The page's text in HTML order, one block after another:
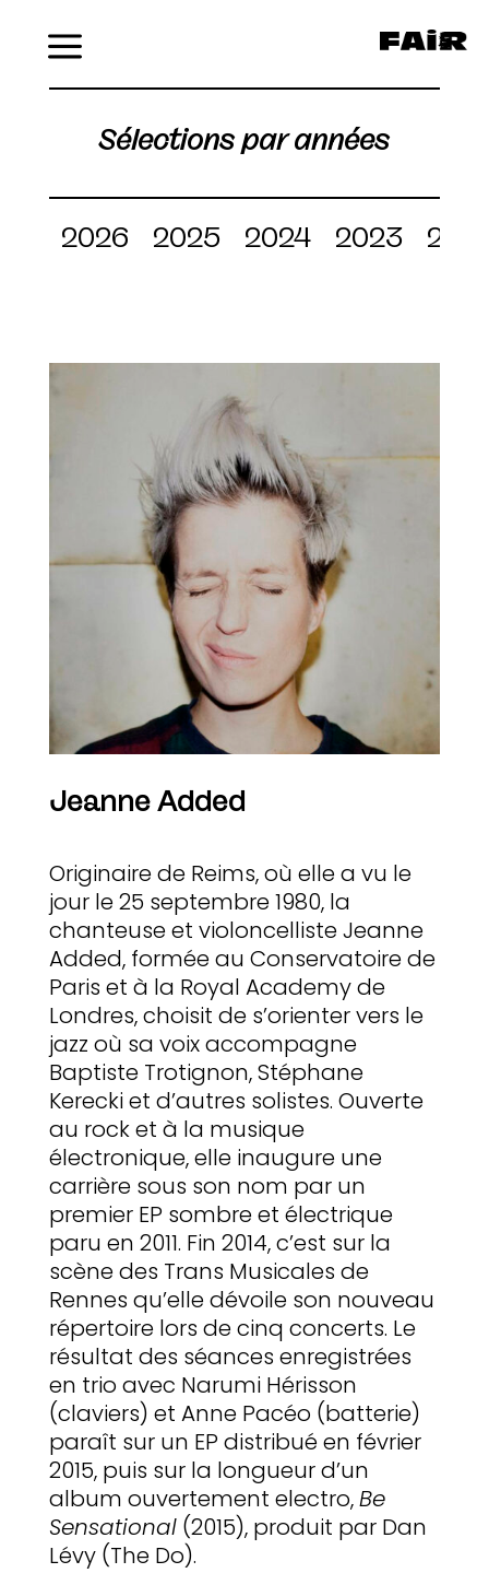
Sélections par années
2026 2025 2024 2023
Jeanne Added
Originaire de Reims, où elle a vu le
jour le 25 septembre 1980, la
chanteuse et violoncelliste Jeanne
Added, formée au Conservatoire de
Paris et à la Royal Academy de
Londres, choisit de s’orienter vers le
jazz où sa voix accompagne
Baptiste Trotignon, Stéphane
Kerecki et d’autres solistes. Ouverte
au rock et à la musique
électronique, elle inaugure une
carrière sous son nom par un
premier EP sombre et électrique
paru en 2011. Fin 2014, c’est sur la
scène des Trans Musicales de
Rennes qu’elle dévoile son nouveau
répertoire lors de cinq concerts. Le
résultat des séances enregistrées
en trio avec Narumi Hérisson
(claviers) et Anne Pacéo (batterie)
paraît sur un EP distribué en février
2015, puis sur la longueur d’un
album ouvertement electro,Be
Sensational(2015), produit par Dan
Lévy (The Do).